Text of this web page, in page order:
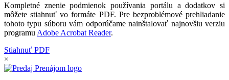
Kompletné znenie podmienok používania portálu a dodatkov si
môžete stiahnuť vo formáte PDF. Pre bezproblémové prehliadanie
tohoto typu súboru vám odporúčame nainštalovať najnovšiu verziu
programu Adobe Acrobat Reader.
Stiahnuť PDF
×